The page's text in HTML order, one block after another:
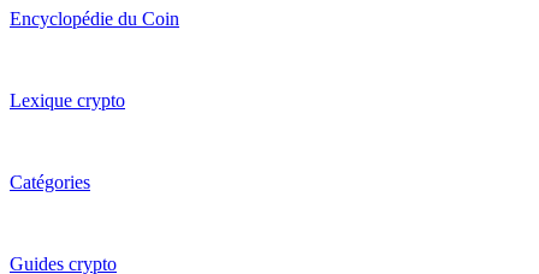
Encyclopédie du Coin
Lexique crypto
Catégories
Guides crypto